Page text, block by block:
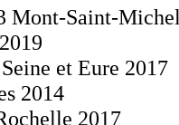
Mont-Saint-
et Eure 2017
2014
2017